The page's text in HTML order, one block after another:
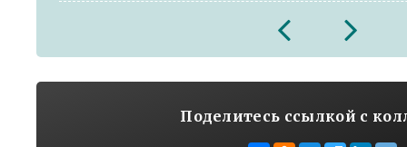
2026
Поделитесь ссылкой с